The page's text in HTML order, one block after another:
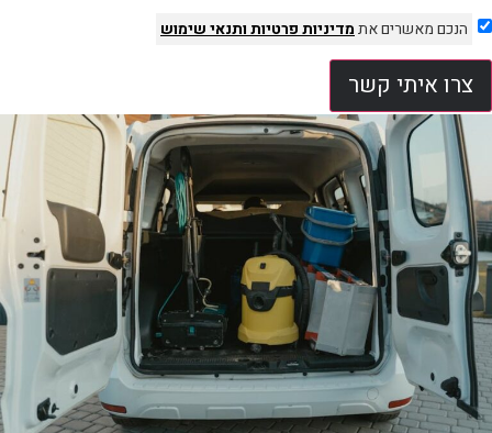
הנכם מאשרים אתמדיניות פרטיותותנאי שימוש
צרו איתי קשר